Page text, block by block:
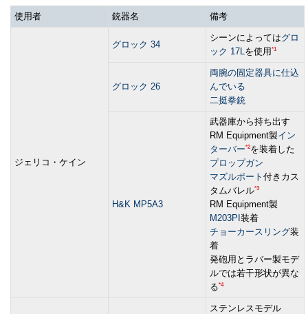
使用者 銃器名 備考
ジェリコ・ケイン
グロック 34
シーンによってはグロ
ック 17Lを使用 *1
グロック 26
両腕の固定器具に仕込
んでいる
二挺拳銃
H&K MP5A3
武器庫から持ち出す
RM Equipment製イン
ターバー*2を装着した
プロップガン
マズルポート 付きカス
タムバレル*3
RM Equipment製
M203PI 装着
チョーカースリング装
着
発砲用とラバー製モデ
ルでは若干形状が異な
る*4
ステンレスモデル